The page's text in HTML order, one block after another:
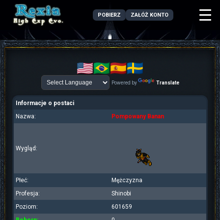
POBIERZ ZAŁÓŻ KONTO
Powered by Translate
Informacje o postaci
Nazwa:
Pompowany Banan
Wygląd:
Płeć:
Mężczyzna
Profesja:
Shinobi
Poziom:
601659